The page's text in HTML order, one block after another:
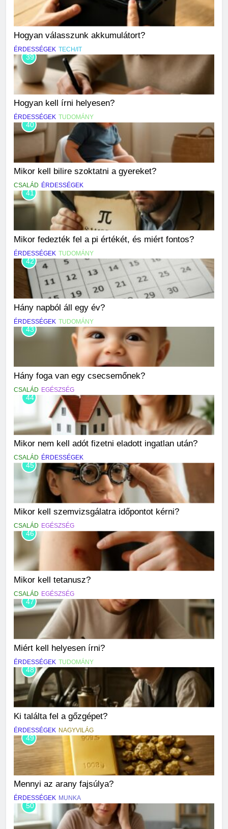
Hogyan válasszunk akkumulátort?
ÉRDESSÉGEK TECH/IT
39
Hogyan kell írni helyesen?
ÉRDESSÉGEK TUDOMÁNY
40
Mikor kell bilire szoktatni a gyereket?
CSALÁD ÉRDESSÉGEK
41
Mikor fedezték fel a pi értékét, és miért fontos?
ÉRDESSÉGEK TUDOMÁNY
42
Hány napból áll egy év?
ÉRDESSÉGEK TUDOMÁNY
43
Hány foga van egy csecsemőnek?
CSALÁD EGÉSZSÉG
44
Mikor nem kell adót fizetni eladott ingatlan után?
CSALÁD ÉRDESSÉGEK
45
Mikor kell szemvizsgálatra időpontot kérni?
CSALÁD EGÉSZSÉG
46
Mikor kell tetanusz?
CSALÁD EGÉSZSÉG
47
Miért kell helyesen írni?
ÉRDESSÉGEK TUDOMÁNY
48
Ki találta fel a gőzgépet?
ÉRDESSÉGEK NAGYVILÁG
49
Mennyi az arany fajsúlya?
ÉRDESSÉGEK MUNKA
50